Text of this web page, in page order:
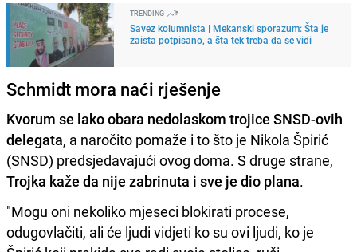
TRENDING
Savez kolumnista | Mekanski sporazum: Šta je
zaista potpisano, a šta tek treba da se vidi
Schmidt mora naći rješenje
Kvorum se lako obara nedolaskom trojice SNSD-ovih
delegata, a naročito pomaže i to što je Nikola Špirić
(SNSD) predsjedavajući ovog doma. S druge strane,
Trojka kaže da nije zabrinuta i sve je dio plana.
"Mogu oni nekoliko mjeseci blokirati procese,
odugovlačiti, ali će ljudi vidjeti ko su ovi ljudi, ko je